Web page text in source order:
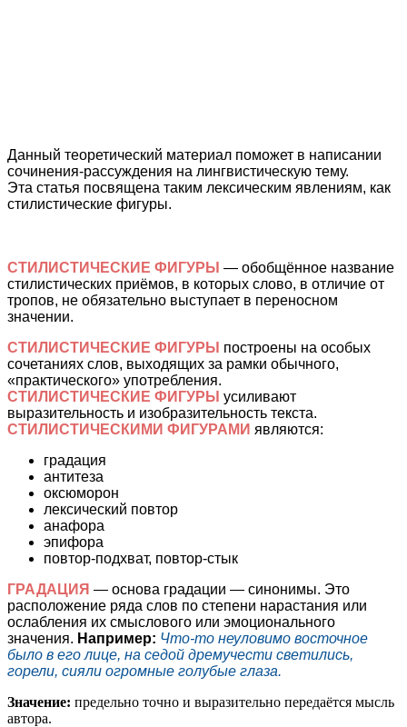
Данный теоретический материал поможет в написании
сочинения-рассуждения на лингвистическую тему.
Эта статья посвящена таким лексическим явлениям, как
стилистические фигуры.
СТИЛИСТИЧЕСКИЕ ФИГУРЫ — обобщённое название
стилистических приёмов, в которых слово, в отличие от
тропов, не обязательно выступает в переносном
значении.
СТИЛИСТИЧЕСКИЕ ФИГУРЫ построены на особых
сочетаниях слов, выходящих за рамки обычного,
«практического» употребления.
СТИЛИСТИЧЕСКИЕ ФИГУРЫ усиливают
выразительность и изобразительность текста.
СТИЛИСТИЧЕСКИМИ ФИГУРАМИ являются:
градация
антитеза
оксюморон
лексический повтор
анафора
эпифора
повтор-подхват, повтор-стык
ГРАДАЦИЯ — основа градации — синонимы. Это
расположение ряда слов по степени нарастания или
ослабления их смыслового или эмоционального
значения. Например: Что-то неуловимо восточное
было в его лице, на седой дремучести светились,
горели, сияли огромные голубые глаза.
Значение: предельно точно и выразительно передаётся мысль
автора.